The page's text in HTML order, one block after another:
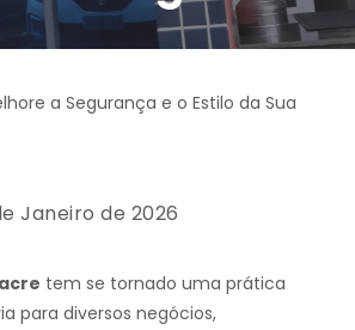
Janeiro de 2026
tem se tornado uma prática
para diversos negócios,